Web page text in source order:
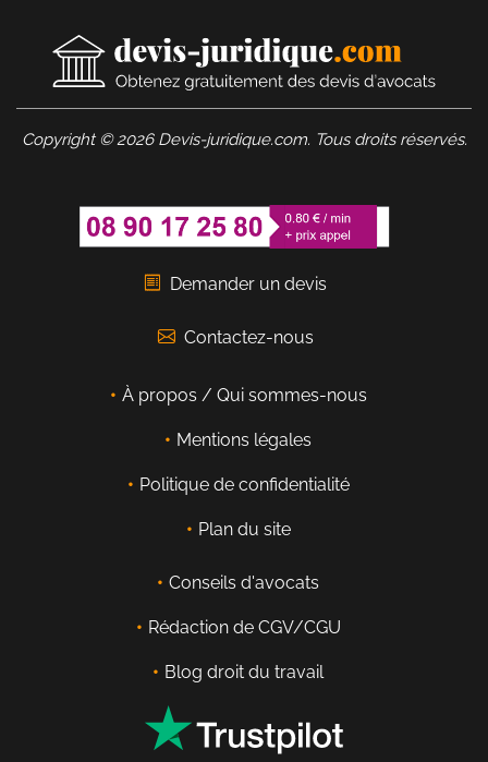
Copyright © 2026 Devis-juridique.com. Tous droits réservés.
Demander un devis
Contactez-nous
À propos / Qui sommes-nous
Mentions légales
Politique de confidentialité
Plan du site
Conseils d'avocats
Rédaction de CGV/CGU
Blog droit du travail